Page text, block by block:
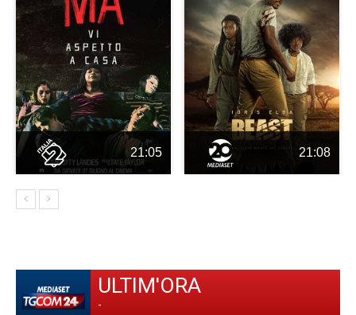
21:05 21:08
ULTIM'ORA
-